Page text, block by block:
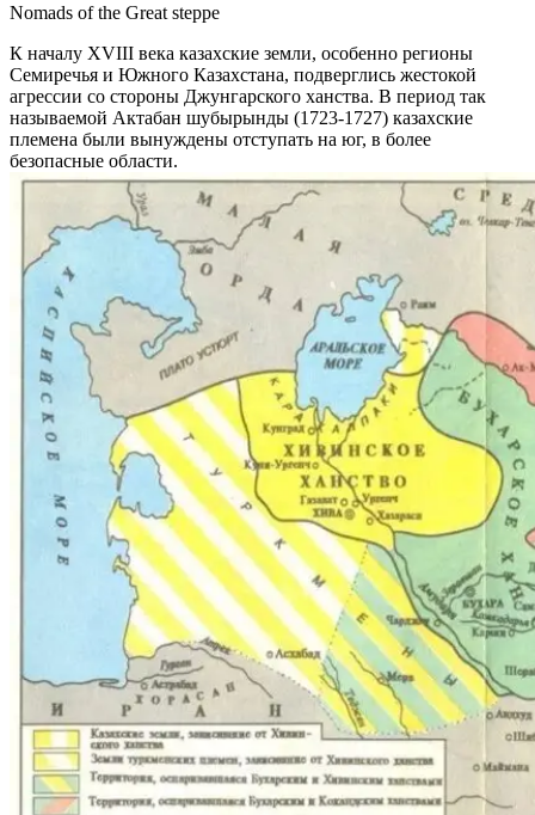
Nomads of the Great steppe
К началу XVIII века казахские земли, особенно регионы
Семиречья и Южного Казахстана, подверглись жестокой
агрессии со стороны Джунгарского ханства. В период так
называемой Актабан шубырынды (1723-1727) казахские
племена были вынуждены отступать на юг, в более
безопасные области.